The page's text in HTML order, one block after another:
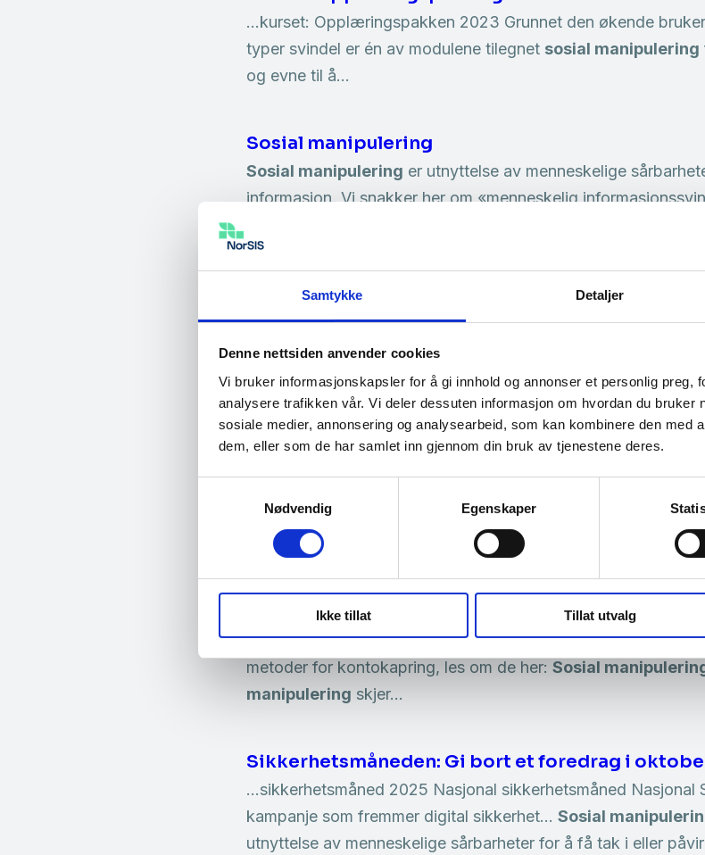
Samtykke Detaljer
Denne nettsiden anvender cookies
Vi bruker informasjonskapsler for å gi innhold og annonser et personlig preg,
analysere trafikken vår. Vi deler dessuten informasjon om hvordan du bruker
sosiale medier, annonsering og analysearbeid, som kan kombinere den med
dem, eller som de har samlet inn gjennom din bruk av tjenestene deres.
Nødvendig
Egenskaper
Ikke tillat Tillat utvalg
…kurset: Opplæringspakken 2023 Grunnet den økende
typer svindel er én av modulene tilegnet sosial manipulering
og evne til å…
Sosial manipulering
Sosial manipulering er utnyttelse av menneskelige
informasjon. Vi snakker her om «menneskelig
påloggingsinformasjon, personopplysninger og informasjon
E-læring med NorSIS – innføring i digital
…«Sosial manipulering». Opplæringspakken gir deg
på nordmenns digitale vaner og sårbarheter, og hjelper deg
Vårt kurs om
sosial …
Nasjonal sikkerhetsmåned fokuserer på «Sosial
«Sosial manipulering
». Selv med stadig utviklig av ny
sikkerhetsverktøy, utnytter angripere fortsatt den
Hva er kontokapring i sosiale medier?
…for kontokapring, kan du finne veiledning til hva du bør
metoder for kontokapring, les om de her: Sosial
manipulering skjer…
Sikkerhetsmåneden: Gi bort et foredrag i
…sikkerhetsmåned 2025 Nasjonal sikkerhetsmåned Nasjonal
kampanje som fremmer digital sikkerhet… Sosial
utnyttelse av menneskelige sårbarheter for å få tak i eller